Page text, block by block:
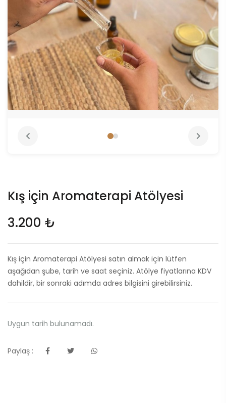
Kış için Aromaterapi Atölyesi
3.200 ₺
Kış için Aromaterapi Atölyesi satın almak için lütfen
aşağıdan şube, tarih ve saat seçiniz. Atölye fiyatlarına KDV
dahildir, bir sonraki adımda adres bilgisini girebilirsiniz.
Uygun tarih bulunamadı.
Paylaş :